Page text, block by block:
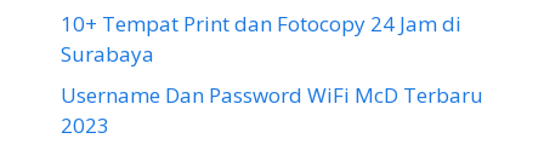
10+ Tempat Print dan Fotocopy 24 Jam di
Surabaya
Username Dan Password WiFi McD Terbaru
2023